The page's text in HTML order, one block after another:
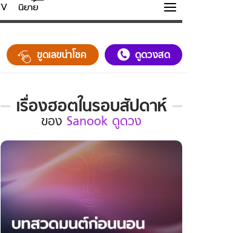
นิยาย
ความรู้รอบตัว
ฮาวทู
ขูดเลขนำโชค ดูดวงสด
เรื่องฮอตในรอบสัปดาห์
เรื่อง
ใน
รอบ
ของ
Sanook
ดูด
ของ Sanook ดูดวง